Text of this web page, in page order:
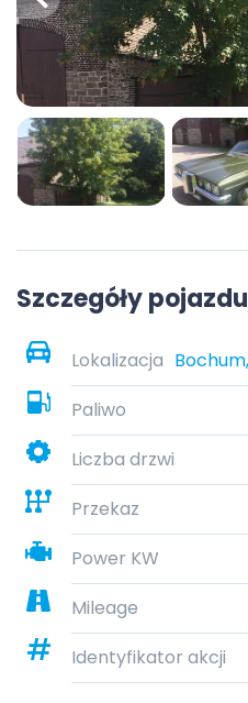
Szczegóły pojazdu
Lokalizacja
Paliwo
Liczba drzwi
Przekaz
Power KW
Mileage
Identyfikator akcji